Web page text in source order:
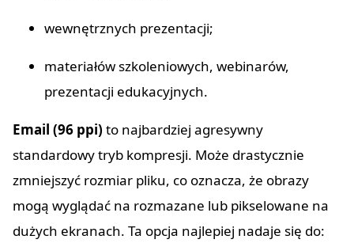
wewnętrznych prezentacji;
materiałów szkoleniowych, webinarów,
prezentacji edukacyjnych.
Email (96 ppi) to najbardziej agresywny
standardowy tryb kompresji. Może drastycznie
zmniejszyć rozmiar pliku, co oznacza, że obrazy
mogą wyglądać na rozmazane lub pikselowane na
dużych ekranach. Ta opcja najlepiej nadaje się do: